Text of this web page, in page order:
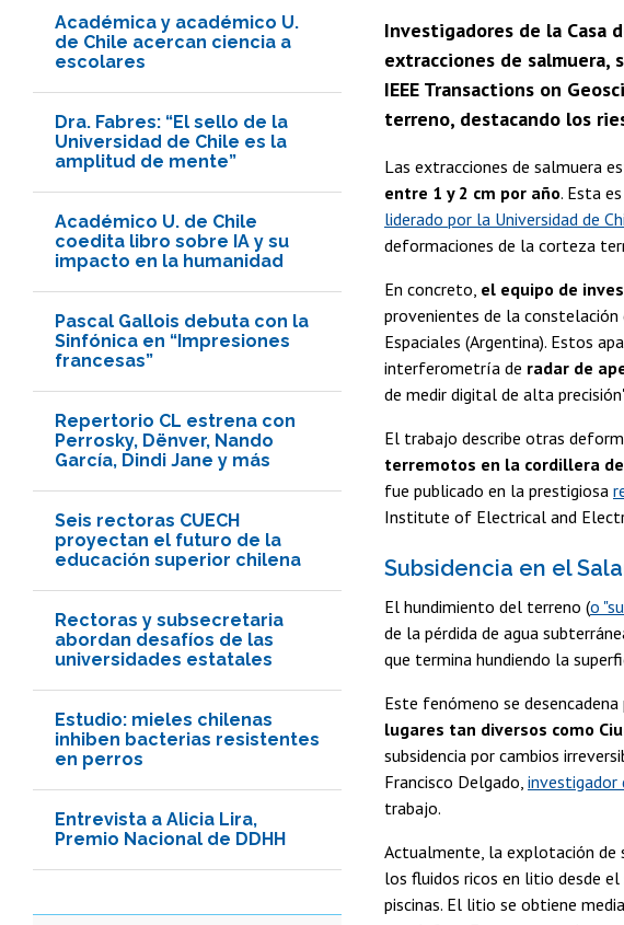
Académica y académico U.
de Chile acercan ciencia a
escolares
Dra. Fabres: “El sello de la
Universidad de Chile es la
amplitud de mente”
Académico U. de Chile
coedita libro sobre IA y su
impacto en la humanidad
Pascal Gallois debuta con la
Sinfónica en “Impresiones
francesas”
Repertorio CL estrena con
Perrosky, Dënver, Nando
García, Dindi Jane y más
Seis rectoras CUECH
proyectan el futuro de la
educación superior chilena
Rectoras y subsecretaria
abordan desafíos de las
universidades estatales
Estudio: mieles chilenas
inhiben bacterias resistentes
en perros
Entrevista a Alicia Lira,
Premio Nacional de DDHH
Investigadores de la Casa
extracciones de
IEEE Transactions on
terreno, destacando los
Las extracciones de salmuera
entre 1 y 2 cm por año. Esta
liderado por la Universidad de
deformaciones de la corteza
En concreto, el equipo de
provenientes de la constelación
Espaciales (Argentina). Estos
interferometría de radar de
de medir digital de alta
El trabajo describe otras
terremotos en la cordillera de
fue publicado en la prestigiosa
Institute of Electrical and
Subsidencia en el
El hundimiento del terreno (o
de la pérdida de agua
que termina hundiendo la
Este fenómeno se
lugares tan diversos como
subsidencia por cambios
Francisco Delgado, investigador
trabajo.
Actualmente, la explotación de
los fluidos ricos en litio desde
piscinas. El litio se obtiene